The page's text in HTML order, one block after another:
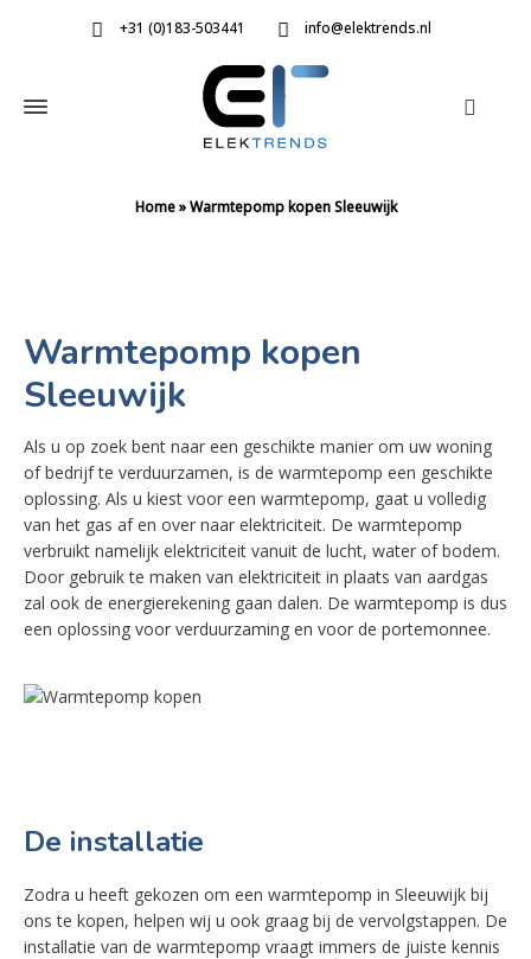
+31 (0)183-503441 info@elektrends.nl
Home»Warmtepomp kopen Sleeuwijk
Warmtepomp kopen
Sleeuwijk
Als u op zoek bent naar een geschikte manier om uw woning
of bedrijf te verduurzamen, is de warmtepomp een geschikte
oplossing. Als u kiest voor een warmtepomp, gaat u volledig
van het gas af en over naar elektriciteit. De warmtepomp
verbruikt namelijk elektriciteit vanuit de lucht, water of bodem.
Door gebruik te maken van elektriciteit in plaats van aardgas
zal ook de energierekening gaan dalen. De warmtepomp is dus
een oplossing voor verduurzaming en voor de portemonnee.
De installatie
Zodra u heeft gekozen om een warmtepomp in Sleeuwijk bij
ons te kopen, helpen wij u ook graag bij de vervolgstappen. De
installatie van de warmtepomp vraagt immers de juiste kennis